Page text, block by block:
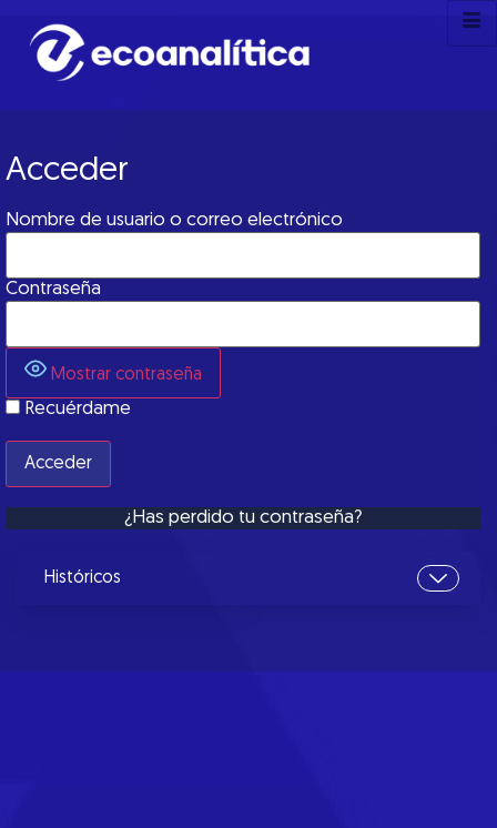
Acceder
Nombre de usuario o correo electrónico
Contraseña
Mostrar contraseña
Recuérdame
¿Has perdido tu contraseña?
Históricos